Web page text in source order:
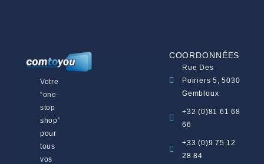
Votre
“one-
stop
shop”
pour
tous
vos
COORDONNÉES
Rue Des
Poiriers 5, 5030
Gembloux
+32 (0)81 61 68
66
+33 (0)9 75 12
28 84